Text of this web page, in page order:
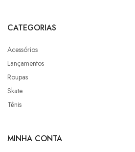
CATEGORIAS
Acessórios
Lançamentos
Roupas
Skate
Tênis
MINHA CONTA